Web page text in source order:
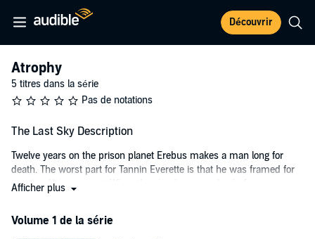
Découvrir
Atrophy
5 titres dans la série
Pas de notations
The Last Sky Description
Twelve years on the prison planet Erebus makes a man long for
death. The worst part for Tannin Everette is that he was framed for
murder. He's innocent. When the ship Imojenna lands for
Afficher plus
Volume 1 de la série